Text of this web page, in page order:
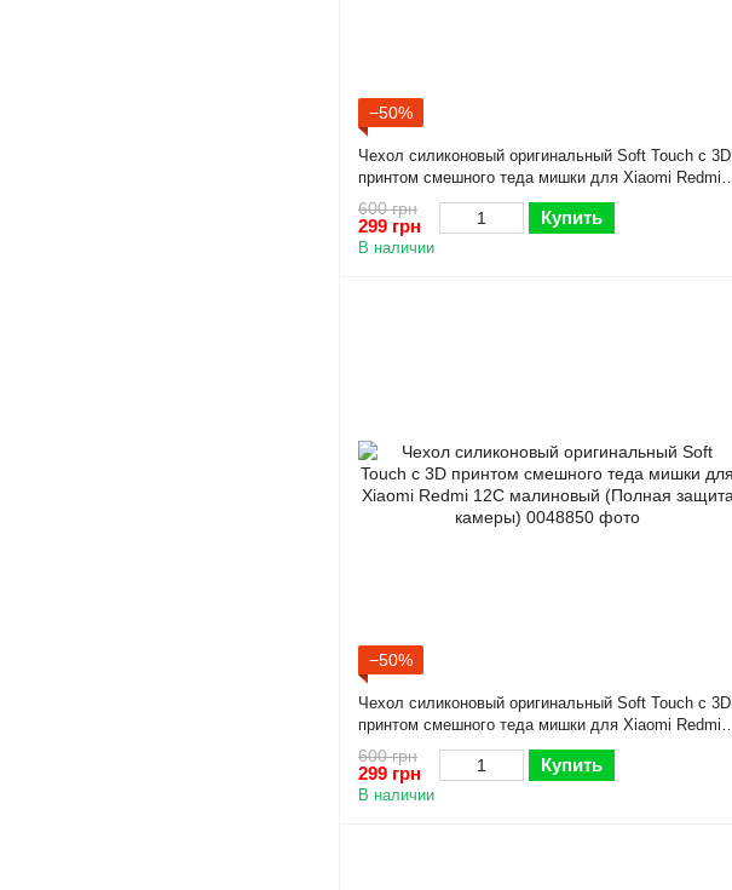
−50%
Чехол силиконовый оригинальный Soft Touch с 3D
принтом смешного теда мишки для Xiaomi Redmi
12C темно-зеленый (Полная защита камеры)
600 грн
299 грн Купить
В наличии
−50%
Чехол силиконовый оригинальный Soft Touch с 3D
принтом смешного теда мишки для Xiaomi Redmi
12C малиновый (Полная защита камеры)
600 грн
299 грн Купить
В наличии